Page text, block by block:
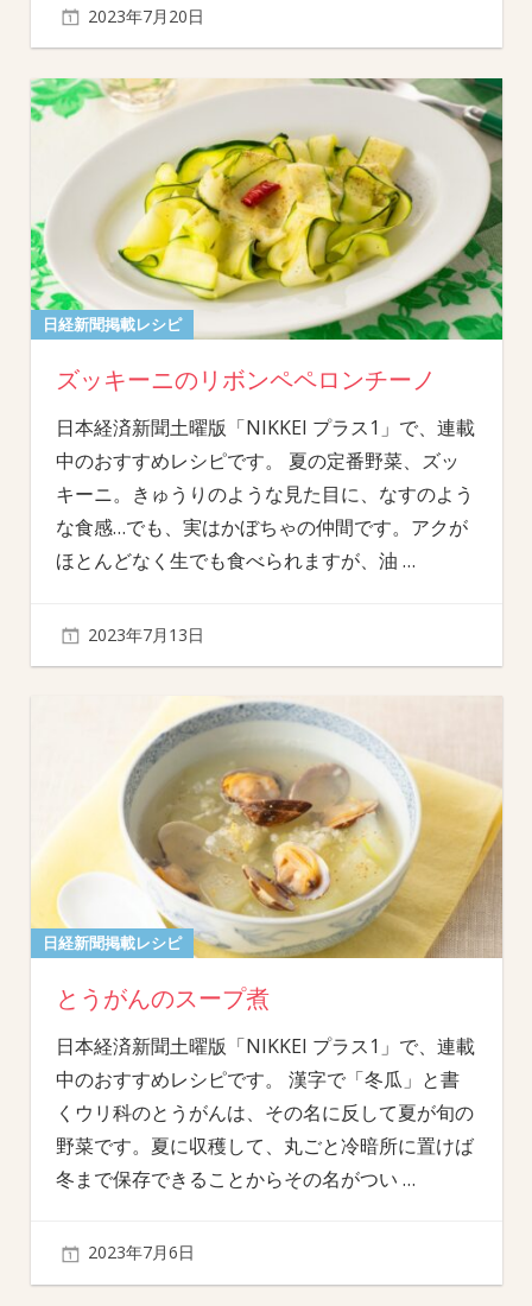
2023年7月20日
日経新聞掲載レシピ
ズッキーニのリボンペペロンチーノ
日本経済新聞土曜版「NIKKEI プラス1」で、連載
中のおすすめレシピです。 夏の定番野菜、ズッ
キーニ。きゅうりのような見た目に、なすのよう
な食感…でも、実はかぼちゃの仲間です。アクが
ほとんどなく生でも食べられますが、油 …
2023年7月13日
日経新聞掲載レシピ
とうがんのスープ煮
日本経済新聞土曜版「NIKKEI プラス1」で、連載
中のおすすめレシピです。 漢字で「冬瓜」と書
くウリ科のとうがんは、その名に反して夏が旬の
野菜です。夏に収穫して、丸ごと冷暗所に置けば
冬まで保存できることからその名がつい …
2023年7月6日